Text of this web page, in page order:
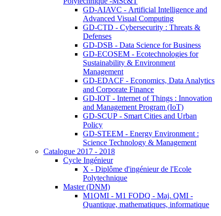
GD-AIAVC - Artificial Intelligence and
Advanced Visual Computing
GD-CTD - Cybersecurity : Threats &
Defenses
GD-DSB - Data Science for Business
GD-ECOSEM - Ecotechnologies for
Sustainability & Environment
Management
GD-EDACF - Economics, Data Analytics
and Corporate Finance
GD-IOT - Internet of Things : Innovation
and Management Program (IoT)
GD-SCUP - Smart Cities and Urban
Policy
GD-STEEM - Energy Environment :
Science Technology & Management
Catalogue 2017 - 2018
Cycle Ingénieur
X - Diplôme d'ingénieur de l'Ecole
Polytechnique
Master (DNM)
M1QMI - M1 FODQ - Maj. QMI -
Quantique, mathematiques, informatique